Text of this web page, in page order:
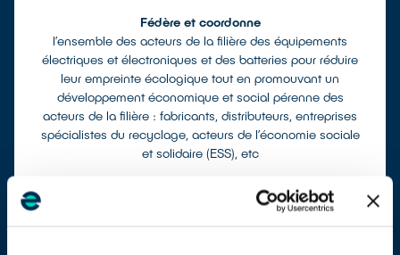
Fédère et coordonne
l’ensemble des acteurs de la filière des équipements
électriques et électroniques et des batteries pour réduire
leur empreinte écologique tout en promouvant un
développement économique et social pérenne des
acteurs de la filière : fabricants, distributeurs, entreprises
spécialistes du recyclage, acteurs de l’économie sociale
et solidaire (ESS), etc